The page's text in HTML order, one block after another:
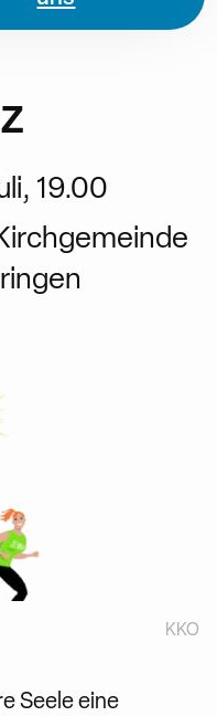
19.00
KKO
Seele eine